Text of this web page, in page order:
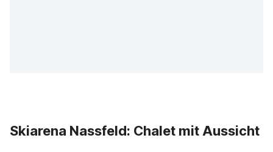
Skiarena Nassfeld: Chalet mit Aussicht